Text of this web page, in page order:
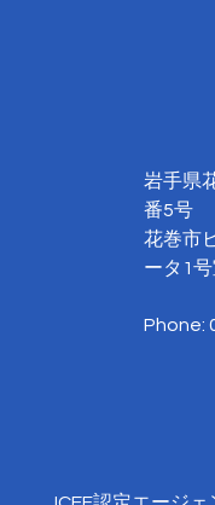
岩手県
番5号
花巻市
ータ1
Phone: